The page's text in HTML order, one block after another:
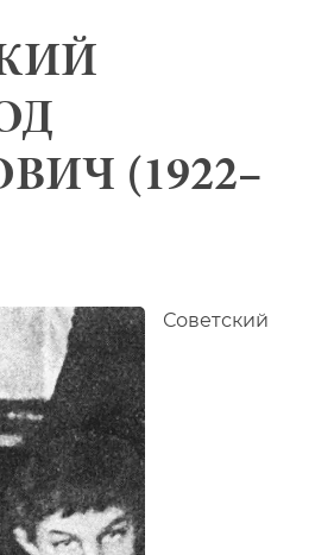
(1922–
Советский